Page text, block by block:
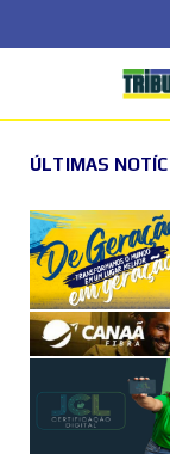
ÚLTIMAS
Plano Piloto e no